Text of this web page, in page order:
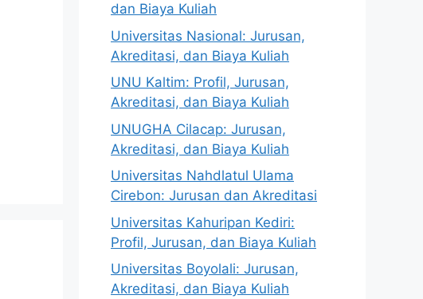
dan Biaya Kuliah
Universitas Nasional: Jurusan,
Akreditasi, dan Biaya Kuliah
UNU Kaltim: Profil, Jurusan,
Akreditasi, dan Biaya Kuliah
UNUGHA Cilacap: Jurusan,
Akreditasi, dan Biaya Kuliah
Universitas Nahdlatul Ulama
Cirebon: Jurusan dan Akreditasi
Universitas Kahuripan Kediri:
Profil, Jurusan, dan Biaya Kuliah
Universitas Boyolali: Jurusan,
Akreditasi, dan Biaya Kuliah